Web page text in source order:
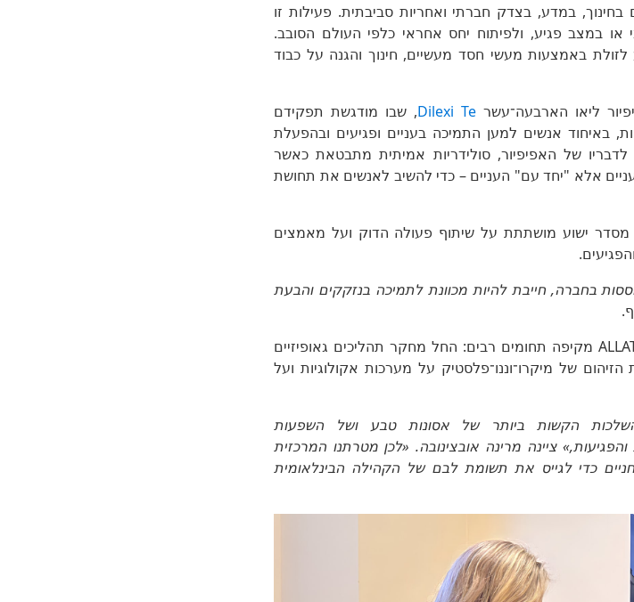
במדע, בצדק חברתי ואחריות סביבתית. פעילות זו
או במצב פגיע, ולפיתוח יחס אחראי כלפי העולם הסובב.
באמצעות מעשי חסד מעשיים, חינוך והגנה על כבוד
ליאו הארבעה־עשרDilexi Te, שבו מודגשת תפקידם
באיחוד אנשים למען התמיכה בעניים ופגיעים ובהפעלת
של האפיפיור, סולידריות אמיתית מתבטאת כאשר
אלא "יחד עם" העניים – כדי להשיב לאנשים את תחושת
מסדר ישוע מושתתת על שיתוף פעולה הדוק ועל מאמצים
בחברה, חייבת להיות מכוונת לתמיכה בנזקקים והבעת
פעילותה של התנועה החברתית הבינלאומית ALLATRA מקיפה תחומים רבים: החל מחקר תהליכים גאופיזיים
של מיקרו־וננו־פלסטיק על מערכות אקולוגיות ועל
הקשות ביותר של אסונות טבע ושל השפעות
והפגיעות,» ציינה מרינה אובצינובה. «לכן מטרתנו המרכזית
כדי לגייס את תשומת לבם של הקהילה הבינלאומית